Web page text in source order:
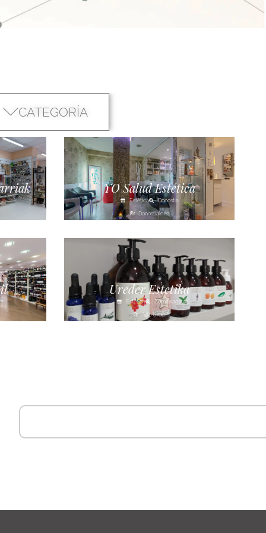
CATEGORÍA
YO Salud Estética
Estética Donostia
Donostialdea
Ureder Estetika
Estética Zumarraga
Alto Urola